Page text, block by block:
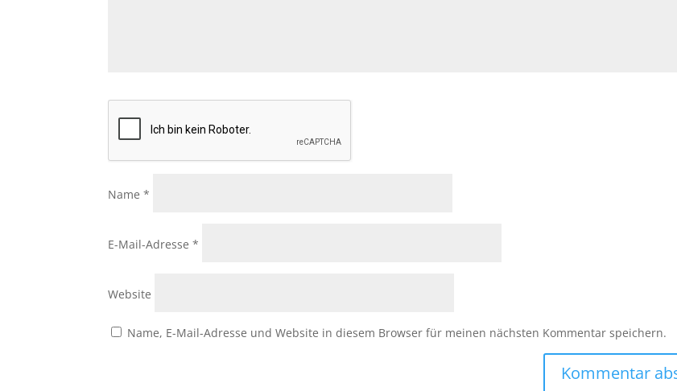
Name*
E-Mail-Adresse*
Website
Name, E-Mail-Adresse und Website in diesem Browser für meinen nächsten Kommentar speichern.